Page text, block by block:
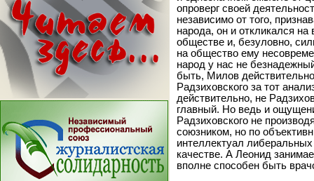
опроверг своей
независимо от того,
народа, он и откликался
обществе и, безуловно,
на общество ему
народ у нас не
быть, Милов
Радзиховского за тот
действительно, не
главный. Но ведь и
Радзиховского не
союзником, но по
интеллектуал
качестве. А Леонид
вполне способен быть